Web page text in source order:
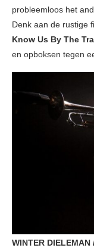
probleemloos het
Denk aan de rustige
Know Us By The
en opboksen tegen
WINTER DIELEMAN